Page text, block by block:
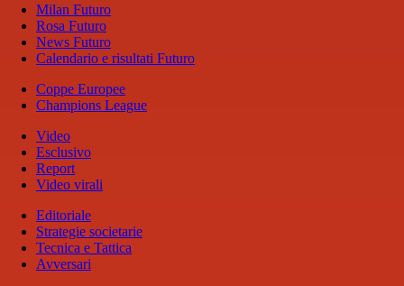
Milan Futuro
Rosa Futuro
News Futuro
Calendario e risultati Futuro
Coppe Europee
Champions League
Video
Esclusivo
Report
Video virali
Editoriale
Strategie societarie
Tecnica e Tattica
Avversari